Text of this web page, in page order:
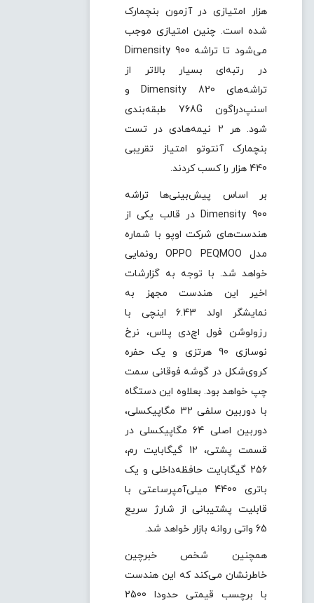
هزار امتیازی در آزمون بنچمارک
شده است. چنین امتیازی موجب
می‌شود تا تراشه Dimensity 900
در رتبه‌ای بسیار بالاتر از
تراشه‌های Dimensity 820 و
اسنپ‌دراگون 768G طبقه‌بندی
شود. هر 2 نیمه‌هادی در تست
بنچمارک آنتوتو امتیاز تقریبی
440 هزار را کسب کردند.
بر اساس پیش‌بینی‌ها تراشه
Dimensity 900 در قالب یکی از
هندست‌های شرکت اوپو با شماره
مدل OPPO PEQMOO رونمایی
خواهد شد. با توجه به گزارشات
اخیر این هندست مجهز به
نمایشگر اولد 6.43 اینچی با
رزولوشن فول اچ‌دی پلاس، نرخ
نوسازی 90 هرتزی و یک حفره
کروی‌شکل در گوشه فوقانی سمت
چپ خواهد بود. بعلاوه این دستگاه
با دوربین سلفی 32 مگاپیکسلی،
دوربین اصلی 64 مگاپیکسلی در
قسمت پشتی، 12 گیگابایت رم،
256 گیگابایت حافظه‌داخلی و یک
باتری 4400 میلی‌آمپرساعتی با
قابلیت پشتیبانی از شارژ سریع
65 واتی روانه بازار خواهد شد.
همچنین شخص خبرچین
خاطرنشان می‌کند که این هندست
با برچسب قیمتی حدودا 2500